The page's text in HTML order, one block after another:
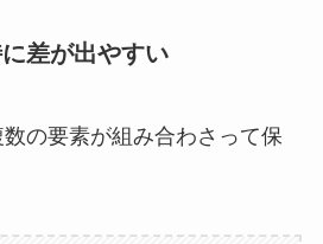
差が出やすい
の要素が組み合わさって保